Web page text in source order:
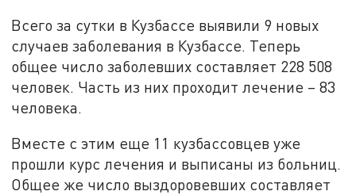
Всего за сутки в Кузбассе выявили 9 новых
случаев заболевания в Кузбассе. Теперь
общее число заболевших составляет 228 508
человек. Часть из них проходит лечение – 83
человека.
Вместе с этим еще 11 кузбассовцев уже
прошли курс лечения и выписаны из больниц.
Общее же число выздоровевших составляет